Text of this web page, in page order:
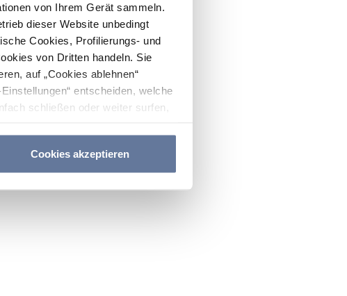
von Ihrem Gerät sammeln.
dieser Website unbedingt
Cookies, Profilierungs- und
von Dritten handeln. Sie
auf „Cookies ablehnen“
entscheiden, welche
schließen oder weiter surfen,
Cookies akzeptieren